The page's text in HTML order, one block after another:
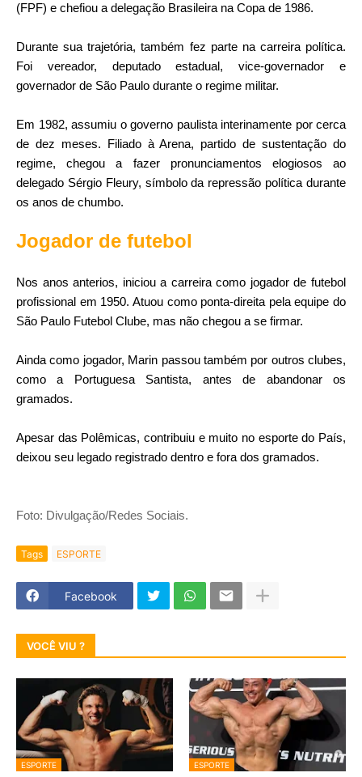
(FPF) e chefiou a delegação Brasileira na Copa de 1986.
Durante sua trajetória, também fez parte na carreira política.
Foi vereador, deputado estadual, vice-governador e
governador de São Paulo durante o regime militar.
Em 1982, assumiu o governo paulista interinamente por cerca
de dez meses. Filiado à Arena, partido de sustentação do
regime, chegou a fazer pronunciamentos elogiosos ao
delegado Sérgio Fleury, símbolo da repressão política durante
os anos de chumbo.
Jogador de futebol
Nos anos anterios, iniciou a carreira como jogador de futebol
profissional em 1950. Atuou como ponta-direita pela equipe do
São Paulo Futebol Clube, mas não chegou a se firmar.
Ainda como jogador, Marin passou também por outros clubes,
como a Portuguesa Santista, antes de abandonar os
gramados.
Apesar das Polêmicas, contribuiu e muito no esporte do País,
deixou seu legado registrado dentro e fora dos gramados.
Foto: Divulgação/Redes Sociais.
Tags ESPORTE
Facebook
VOCÊ VIU ?
ESPORTE ESPORTE